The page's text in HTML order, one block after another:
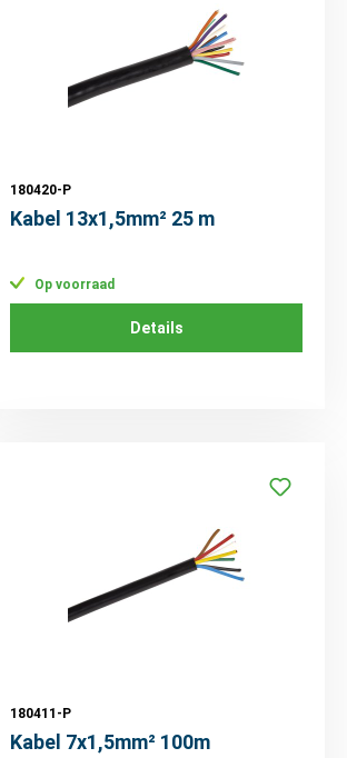
180420-P
Kabel 13x1,5mm² 25 m
Op voorraad
Details
180411-P
Kabel 7x1,5mm² 100m